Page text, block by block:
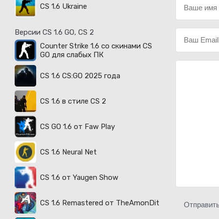
CS 1.6 Ukraine
Версии CS 1.6 GO, CS 2
Counter Strike 1.6 со скинами CS
GO для слабых ПК
CS 1.6 CS:GO 2025 года
CS 1.6 в стиле CS 2
CS GO 1.6 от Faw Play
CS 1.6 Neural Net
CS 1.6 от Yaugen Show
CS 1.6 Remastered от TheAmonDit